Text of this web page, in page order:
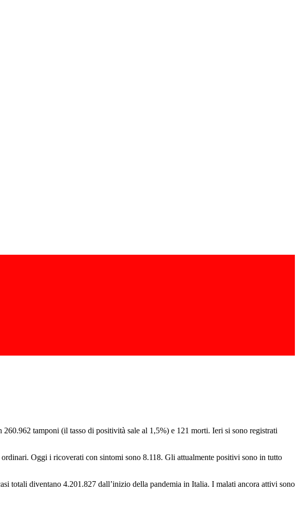
tamponi (il tasso di positività sale al 1,5%) e 121 morti. Ieri si sono registrati
Oggi i ricoverati con sintomi sono 8.118. Gli attualmente positivi sono in tutto
totali diventano 4.201.827 dall’inizio della pandemia in Italia. I malati ancora attivi sono